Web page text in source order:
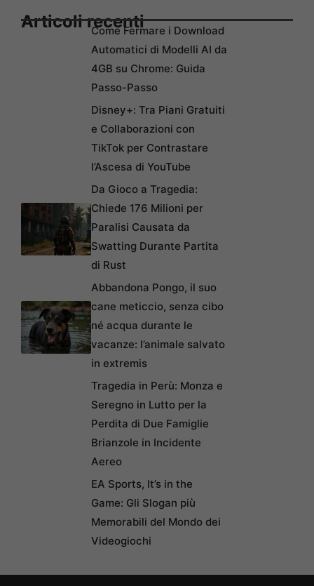
Articoli recentiCome Fermare i Download
Automatici di Modelli AI da
4GB su Chrome: Guida
Passo-Passo
Disney+: Tra Piani Gratuiti
e Collaborazioni con
TikTok per Contrastare
l’Ascesa di YouTube
Da Gioco a Tragedia:
Chiede 176 Milioni per
Paralisi Causata da
Swatting Durante Partita
di Rust
Abbandona Pongo, il suo
cane meticcio, senza cibo
né acqua durante le
vacanze: l’animale salvato
in extremis
Tragedia in Perù: Monza e
Seregno in Lutto per la
Perdita di Due Famiglie
Brianzole in Incidente
Aereo
EA Sports, It’s in the
Game: Gli Slogan più
Memorabili del Mondo dei
Videogiochi